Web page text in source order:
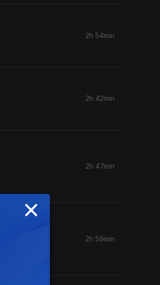
2h 54min
2h 42min
2h 47min
2h 59min
×